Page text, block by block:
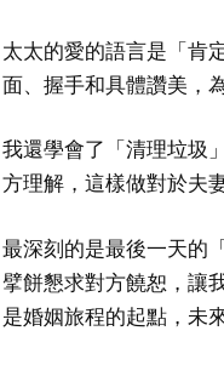
太太的愛的語言是「肯
面、握手和具體讚美，
我還學會了「清理垃圾
方理解，這樣做對於夫
最深刻的是最後一天的
擘餅懇求對方饒恕，讓
是婚姻旅程的起點，未